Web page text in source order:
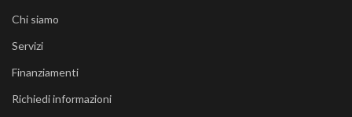
Chi siamo
Servizi
Finanziamenti
Richiedi informazioni